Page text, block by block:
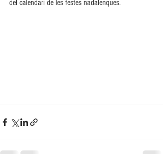
del calendari de les festes nadalenques.